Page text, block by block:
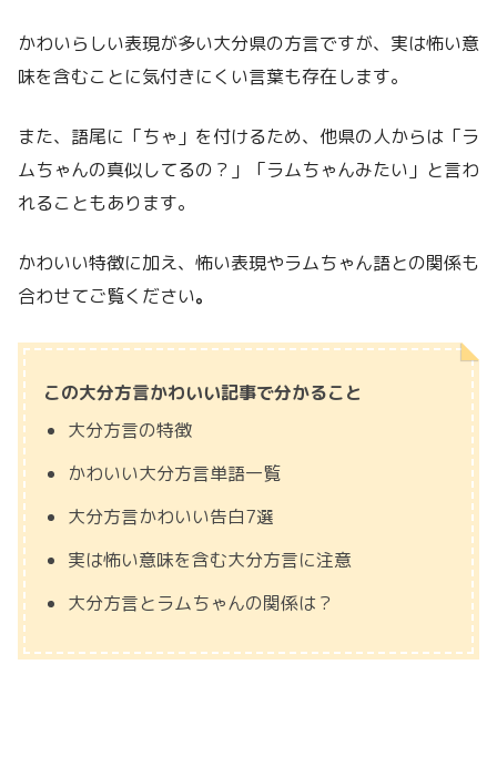
かわいらしい表現が多い大分県の方言ですが、実は怖い意
味を含むことに気付きにくい言葉も存在します。
また、語尾に「ちゃ」を付けるため、他県の人からは「ラ
ムちゃんの真似してるの？」「ラムちゃんみたい」と言わ
れることもあります。
かわいい特徴に加え、怖い表現やラムちゃん語との関係も
合わせてご覧ください。
この大分方言かわいい記事で分かること
大分方言の特徴
かわいい大分方言単語一覧
大分方言かわいい告白7選
実は怖い意味を含む大分方言に注意
大分方言とラムちゃんの関係は？